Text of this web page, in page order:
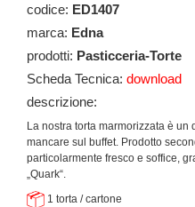
codice: ED1407
marca: Edna
prodotti: Pasticceria-Torte
Scheda Tecnica: download
descrizione:
La nostra torta marmorizzata è
mancare sul buffet. Prodotto
particolarmente fresco e soffice,
„Quark“.
1 torta / cartone